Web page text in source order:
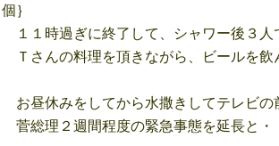
個｝
１１時過ぎに終了して、シャワー後３人
Ｔさんの料理を頂きながら、ビールを飲
お昼休みをしてから水撒きしてテレビの
菅総理２週間程度の緊急事態を延長と